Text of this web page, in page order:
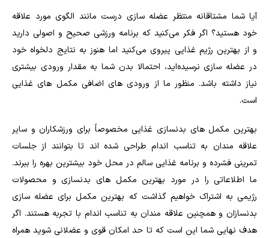
آیا شما مشتاقانه منتظر عضله سازی درست مانند الگوی مورد علاقه
خود هستید؟ اگر فکر می‌کنید که برنامه ورزشی صحیح و اصولی دارید
و از بهترین رژیم غذایی پیروی می‌کنید اما هنوز به نتایج دلخواه خود
در عضله سازی نرسیده‌اید، احتمالا بدن شما به مقدار ورودی بیشتری
نیاز داشته باشد. منظور ما از ورودی های اضافی مکمل های غذایی
است.
بهترین مکمل های بدنسازی غذایی مخصوصاً برای ورزشکاران و سایر
علاقه مندان به تناسب اندام طراحی شده اند تا بتوانند از جلسات
تمرینی فشرده و برنامه غذایی سالم در محل خود بیشترین بهره را ببرند.
ما اطلاعاتی را در مورد بهترین مکمل های بدنسازی و محصولات
رژیمی به اشتراک خواهیم گذاشت که بهترین مکمل برای عضله سازی
بدنسازان و همچنین علاقه مندان به تناسب اندام با تجربه هستند. اگر
هدف نهایی شما این است که تا حد امکان قوی و عضلانی شوید همراه